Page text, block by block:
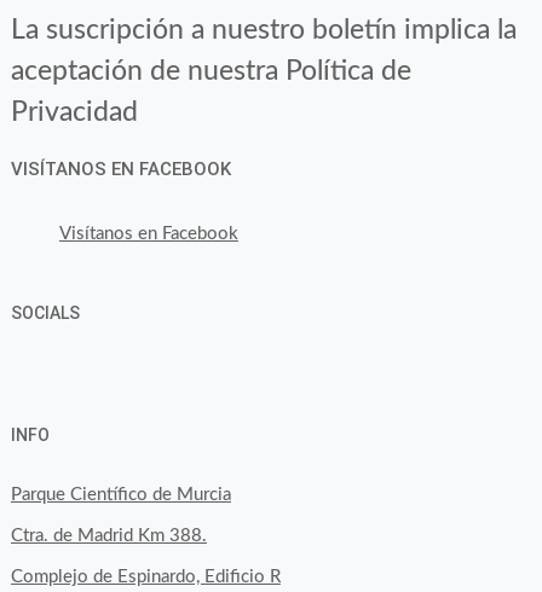
La suscripción a nuestro boletín implica la
aceptación de nuestra Política de
Privacidad
VISÍTANOS EN FACEBOOK
Visítanos en Facebook
SOCIALS
byfoodtopia
en
Facebook
byfoodtopia
en
Twitter
byfoodtopia
en
Instagram
INFO
Parque Científico de Murcia
Ctra. de Madrid Km 388.
Complejo de Espinardo, Edificio R